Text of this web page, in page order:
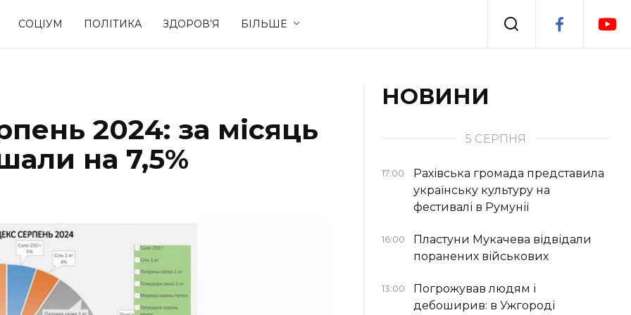
СОЦІУМ ПОЛІТИКА ЗДОРОВ’Я БІЛЬШЕ
Події
Спорт Стиль життя
2024: за місяць
на 7,5%
НОВИНИ
5 СЕРПНЯ
17:00
Рахівська громада представила
українську культуру на
фестивалі в Румунії
16:00
Пластуни Мукачева відвідали
поранених військових
13:00
Погрожував людям і
дебоширив: в Ужгороді